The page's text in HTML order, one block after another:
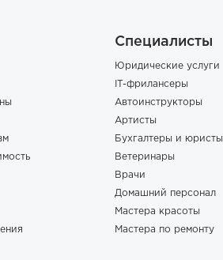
Специалисты
Юридические услуги
IT-фрилансеры
Автоинструкторы
Артисты
Бухгалтеры и юристы
Ветеринары
Врачи
Домашний персонал
Мастера красоты
Мастера по ремонту